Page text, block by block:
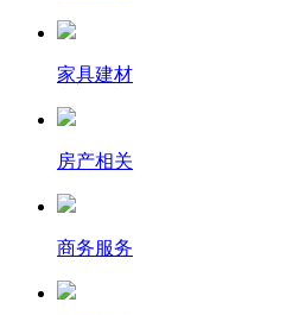
家具建材
房产相关
商务服务